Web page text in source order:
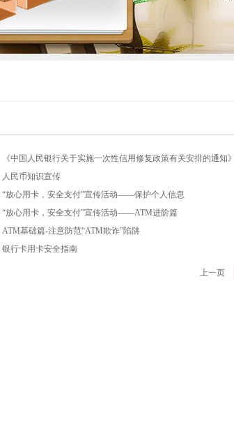
《中国人民银行关于实施一次性信用修复政策有关安排的通知
人民币知识宣传
“放心用卡，安全支付”宣传活动——保护个人信息
“放心用卡，安全支付”宣传活动——ATM进阶篇
ATM基础篇-注意防范“ATM欺诈”陷阱
银行卡用卡安全指南
上一页